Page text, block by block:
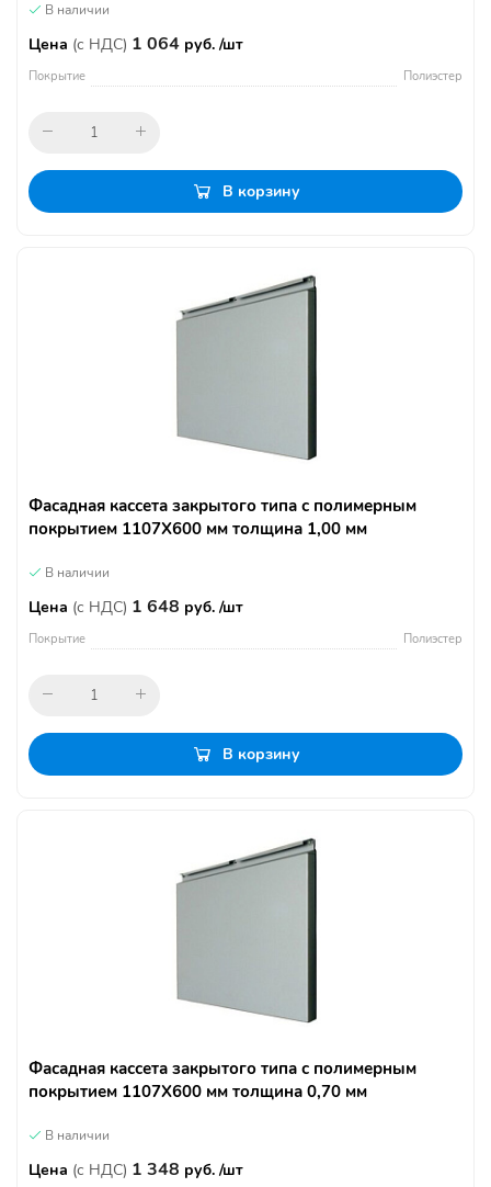
В наличии
Цена (с НДС) 1 064 руб. /шт
Покрытие Полиэстер
В корзину
Фасадная кассета закрытого типа с полимерным
покрытием 1107Х600 мм толщина 1,00 мм
В наличии
Цена (с НДС) 1 648 руб. /шт
Покрытие Полиэстер
В корзину
Фасадная кассета закрытого типа с полимерным
покрытием 1107Х600 мм толщина 0,70 мм
В наличии
Цена (с НДС) 1 348 руб. /шт